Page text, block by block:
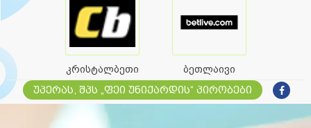
კრისტალბეთი ბეთლაივი
უპერას, შპს „ფეი უნიქარდის“ პირობები